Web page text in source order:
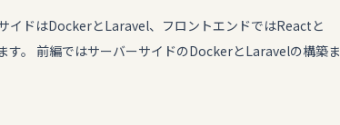
イドはDockerとLaravel、フロントエンドではReactと
。 前編ではサーバーサイドのDockerとLaravelの構築ま